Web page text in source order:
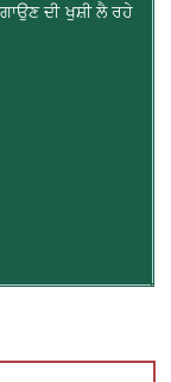
ਦੀ ਖੁਸ਼ੀ ਲੈ ਰਹੇ